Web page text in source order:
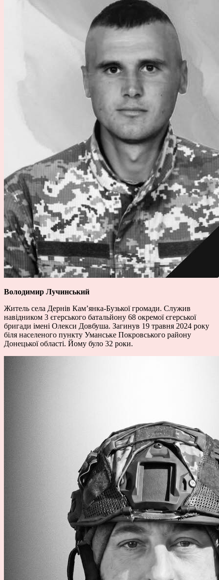
Володимир Лучинський
Житель села Дернів Кам’янка-Бузької громади. Служив
навідником 3 єгерського батальйону 68 окремої єгерської
бригади імені Олекси Довбуша. Загинув 19 травня 2024 року
біля населеного пункту Уманське Покровського району
Донецької області. Йому було 32 роки.